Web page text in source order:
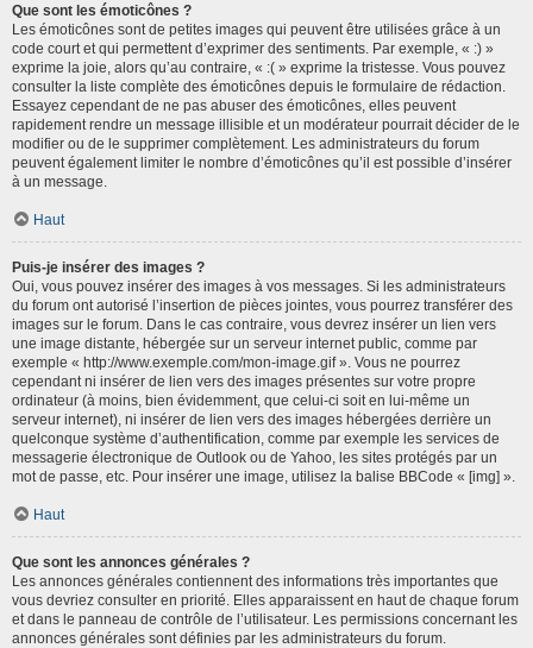
Que sont les émoticônes ?
Les émoticônes sont de petites images qui peuvent être utilisées grâce à un
code court et qui permettent d’exprimer des sentiments. Par exemple, « :) »
exprime la joie, alors qu’au contraire, « :( » exprime la tristesse. Vous pouvez
consulter la liste complète des émoticônes depuis le formulaire de rédaction.
Essayez cependant de ne pas abuser des émoticônes, elles peuvent
rapidement rendre un message illisible et un modérateur pourrait décider de le
modifier ou de le supprimer complètement. Les administrateurs du forum
peuvent également limiter le nombre d’émoticônes qu’il est possible d’insérer
à un message.
Haut
Puis-je insérer des images ?
Oui, vous pouvez insérer des images à vos messages. Si les administrateurs
du forum ont autorisé l’insertion de pièces jointes, vous pourrez transférer des
images sur le forum. Dans le cas contraire, vous devrez insérer un lien vers
une image distante, hébergée sur un serveur internet public, comme par
exemple « http://www.exemple.com/mon-image.gif ». Vous ne pourrez
cependant ni insérer de lien vers des images présentes sur votre propre
ordinateur (à moins, bien évidemment, que celui-ci soit en lui-même un
serveur internet), ni insérer de lien vers des images hébergées derrière un
quelconque système d’authentification, comme par exemple les services de
messagerie électronique de Outlook ou de Yahoo, les sites protégés par un
mot de passe, etc. Pour insérer une image, utilisez la balise BBCode « [img] ».
Haut
Que sont les annonces générales ?
Les annonces générales contiennent des informations très importantes que
vous devriez consulter en priorité. Elles apparaissent en haut de chaque forum
et dans le panneau de contrôle de l’utilisateur. Les permissions concernant les
annonces générales sont définies par les administrateurs du forum.